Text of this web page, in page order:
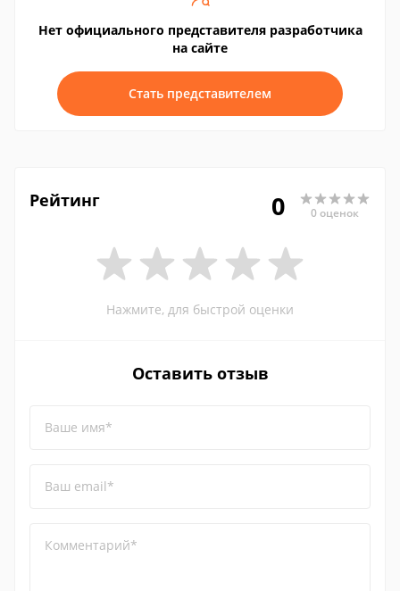
Нет официального представителя разработчика
на сайте
Стать представителем
Рейтинг 0 0 оценок
Нажмите, для быстрой оценки
Оставить отзыв
Ваше имя*
Ваш email*
Комментарий*